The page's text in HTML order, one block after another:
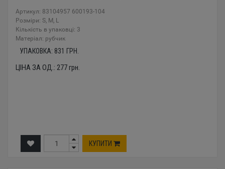
Артикул: 83104957 600193-104
Розміри: S, M, L
Кількість в упаковці: 3
Mатеріал: рубчик
УПАКОВКА: 831 ГРН.
ЦІНА ЗА ОД.: 277грн.
КУПИТИ